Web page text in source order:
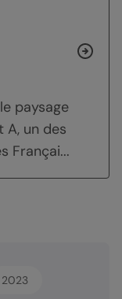
paysage
A, un des
Françai...
2023